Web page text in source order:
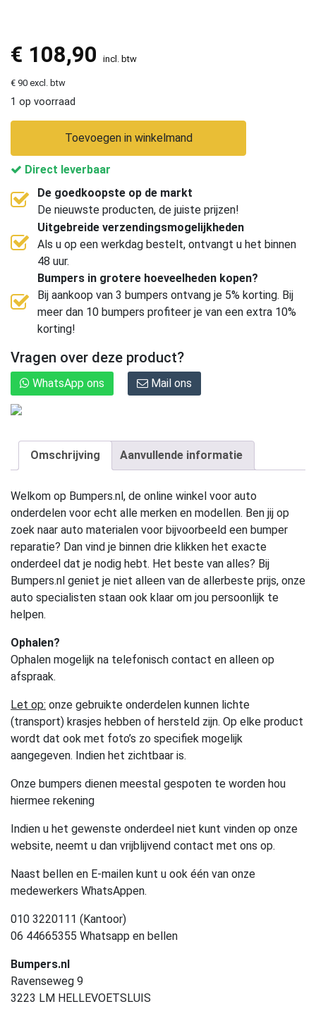
€ 108,90 incl. btw
€ 90 excl. btw
1 op voorraad
Toevoegen in winkelmand
Direct leverbaar
De goedkoopste op de markt
De nieuwste producten, de juiste prijzen!
Uitgebreide verzendingsmogelijkheden
Als u op een werkdag bestelt, ontvangt u het binnen
48 uur.
Bumpers in grotere hoeveelheden kopen?
Bij aankoop van 3 bumpers ontvang je 5% korting. Bij
meer dan 10 bumpers profiteer je van een extra 10%
korting!
Vragen over deze product?
WhatsApp ons Mail ons
Omschrijving Aanvullende informatie
Welkom op Bumpers.nl, de online winkel voor auto
onderdelen voor echt alle merken en modellen. Ben jij op
zoek naar auto materialen voor bijvoorbeeld een bumper
reparatie? Dan vind je binnen drie klikken het exacte
onderdeel dat je nodig hebt. Het beste van alles? Bij
Bumpers.nl geniet je niet alleen van de allerbeste prijs, onze
auto specialisten staan ook klaar om jou persoonlijk te
helpen.
Ophalen?
Ophalen mogelijk na telefonisch contact en alleen op
afspraak.
Let op: onze gebruikte onderdelen kunnen lichte
(transport) krasjes hebben of hersteld zijn. Op elke product
wordt dat ook met foto’s zo specifiek mogelijk
aangegeven. Indien het zichtbaar is.
Onze bumpers dienen meestal gespoten te worden hou
hiermee rekening
Indien u het gewenste onderdeel niet kunt vinden op onze
website, neemt u dan vrijblijvend contact met ons op.
Naast bellen en E-mailen kunt u ook één van onze
medewerkers WhatsAppen.
010 3220111 (Kantoor)
06 44665355 Whatsapp en bellen
Bumpers.nl
Ravenseweg 9
3223 LM HELLEVOETSLUIS